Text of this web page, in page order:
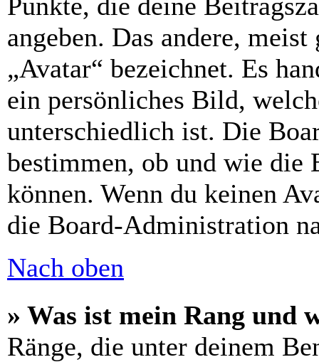
angeben. Das andere,
„Avatar“ bezeichnet. Es
ein persönliches Bild,
unterschiedlich ist. Die
bestimmen, ob und wie die
können. Wenn du keinen
die Board-Administration
Nach oben
» Was ist mein Rang und
Ränge, die unter deinem